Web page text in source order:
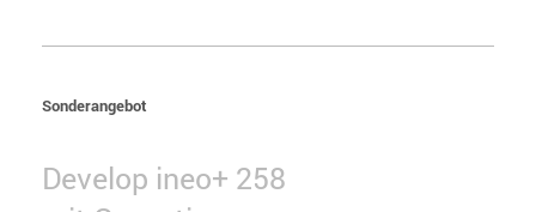
Sonderangebot
Develop ineo+ 258